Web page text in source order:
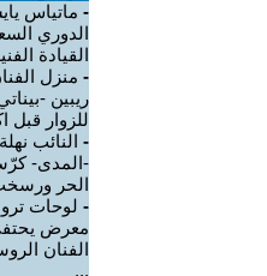
- ماتياس
الدوري
القيادة
- منزل
ريبين -
للزوار قبل
- النائب
-المدى-
الحر
- لوحات
معرض
الفنان
...